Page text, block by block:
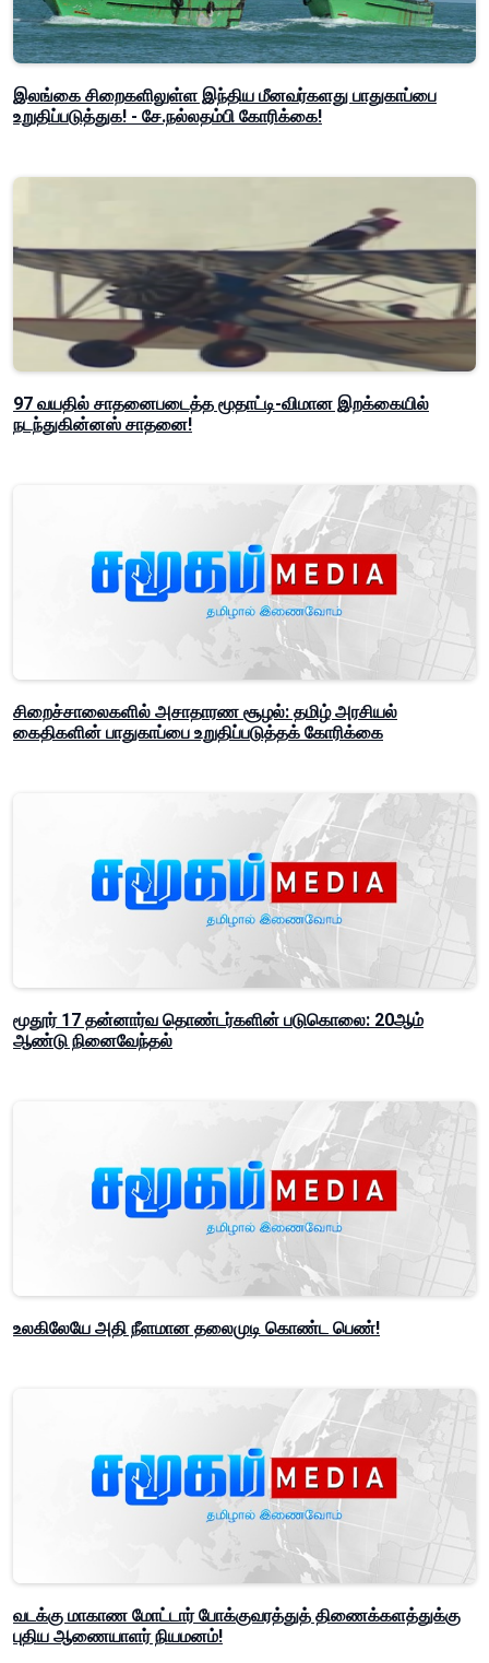
இலங்கை சிறைகளிலுள்ள இந்திய மீனவர்களது பாதுகாப்பை
உறுதிப்படுத்துக! - சே.நல்லதம்பி கோரிக்கை!
97 வயதில் சாதனைபடைத்த மூதாட்டி-விமான இறக்கையில்
நடந்துகின்னஸ் சாதனை!
சிறைச்சாலைகளில் அசாதாரண சூழல்: தமிழ் அரசியல்
கைதிகளின் பாதுகாப்பை உறுதிப்படுத்தக் கோரிக்கை
மூதூர் 17 தன்னார்வ தொண்டர்களின் படுகொலை: 20ஆம்
ஆண்டு நினைவேந்தல்
உலகிலேயே அதி நீளமான தலைமுடி கொண்ட பெண்!
வடக்கு மாகாண மோட்டார் போக்குவரத்துத் திணைக்களத்துக்கு
புதிய ஆணையாளர் நியமனம்!